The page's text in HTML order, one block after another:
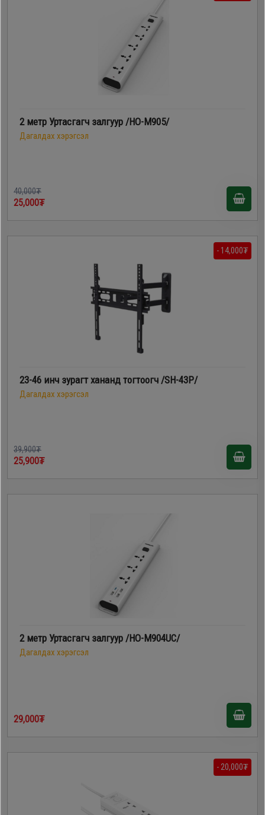
2 метр Уртасгагч залгуур /HO-M905/
Дагалдах хэрэгсэл
40,000₮
25,000₮
- 14,000₮
23-46 инч зурагт хананд тогтоогч /SH-43P/
Дагалдах хэрэгсэл
39,900₮
25,900₮
2 метр Уртасгагч залгуур /HO-M904UC/
Дагалдах хэрэгсэл
29,000₮
- 20,000₮